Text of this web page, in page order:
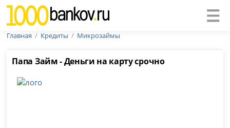
Главная Кредиты Микрозаймы
Папа Займ - Деньги на карту срочно